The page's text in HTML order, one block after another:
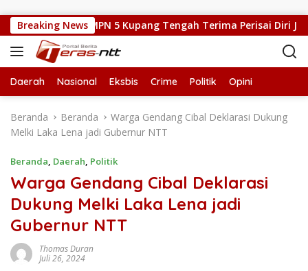
Breaking News
Kepsek SMPN 5 Kupang Tengah Terima Perisai Diri Jadi
Daerah Nasional Eksbis Crime Politik Opini
Beranda Beranda
Warga Gendang Cibal Deklarasi Dukung
Melki Laka Lena jadi Gubernur NTT
Beranda, Daerah, Politik
Warga Gendang Cibal Deklarasi
Dukung Melki Laka Lena jadi
Gubernur NTT
Thomas Duran
Juli 26, 2024